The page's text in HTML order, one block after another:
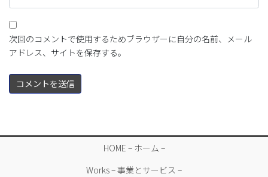
次回のコメントで使用するためブラウザーに自分の名前、メール
アドレス、サイトを保存する。
HOME – ホーム –
Works – 事業とサービス –